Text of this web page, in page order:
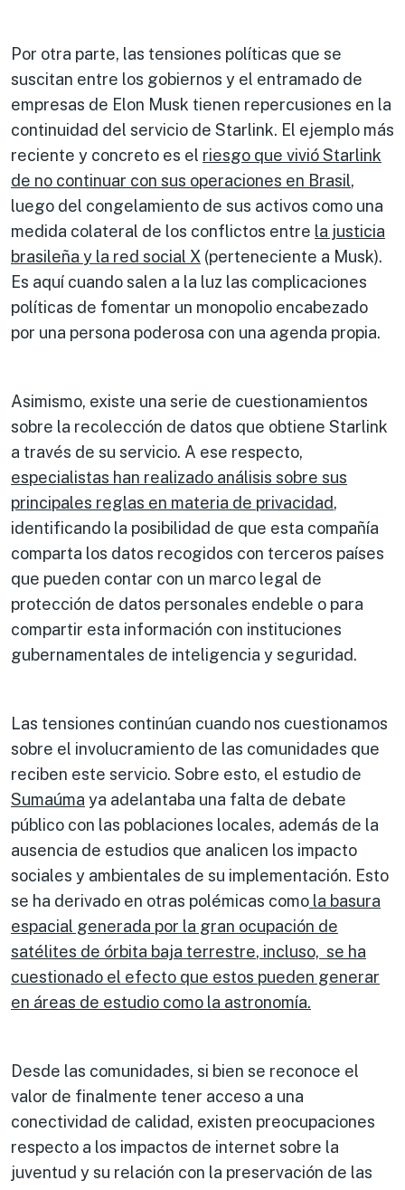
Por otra parte, las tensiones políticas que se
suscitan entre los gobiernos y el entramado de
empresas de Elon Musk tienen repercusiones en la
continuidad del servicio de Starlink. El ejemplo más
reciente y concreto es el riesgo que vivió Starlink
de no continuar con sus operaciones en Brasil,
luego del congelamiento de sus activos como una
medida colateral de los conflictos entre la justicia
brasileña y la red social X (perteneciente a Musk).
Es aquí cuando salen a la luz las complicaciones
políticas de fomentar un monopolio encabezado
por una persona poderosa con una agenda propia.
Asimismo, existe una serie de cuestionamientos
sobre la recolección de datos que obtiene Starlink
a través de su servicio. A ese respecto,
especialistas han realizado análisis sobre sus
principales reglas en materia de privacidad,
identificando la posibilidad de que esta compañía
comparta los datos recogidos con terceros países
que pueden contar con un marco legal de
protección de datos personales endeble o para
compartir esta información con instituciones
gubernamentales de inteligencia y seguridad.
Las tensiones continúan cuando nos cuestionamos
sobre el involucramiento de las comunidades que
reciben este servicio. Sobre esto, el estudio de
Sumaúma ya adelantaba una falta de debate
público con las poblaciones locales, además de la
ausencia de estudios que analicen los impacto
sociales y ambientales de su implementación. Esto
se ha derivado en otras polémicas como la basura
espacial generada por la gran ocupación de
satélites de órbita baja terrestre, incluso, se ha
cuestionado el efecto que estos pueden generar
en áreas de estudio como la astronomía.
Desde las comunidades, si bien se reconoce el
valor de finalmente tener acceso a una
conectividad de calidad, existen preocupaciones
respecto a los impactos de internet sobre la
juventud y su relación con la preservación de las